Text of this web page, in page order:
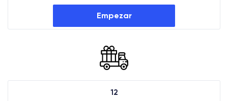
Empezar
12